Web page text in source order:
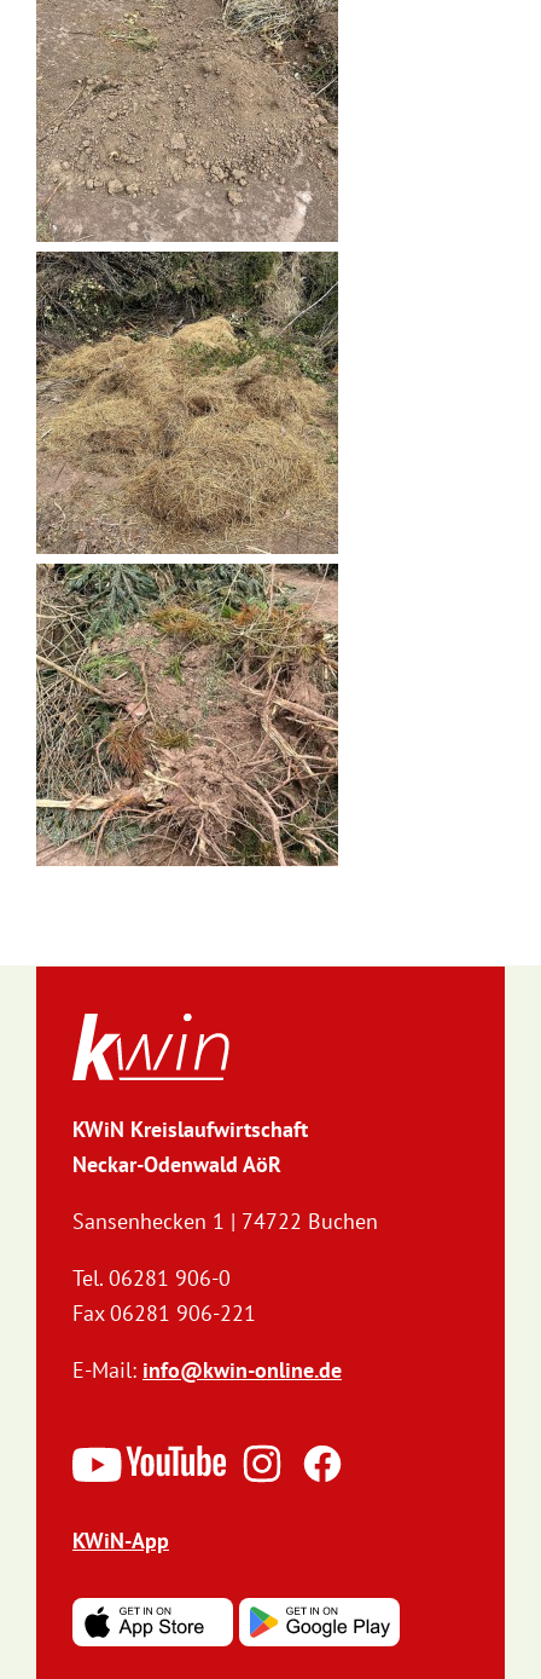
KWiN Kreislaufwirtschaft
Neckar-Odenwald AöR
Sansenhecken 1 | 74722 Buchen
Tel. 06281 906-0
Fax 06281 906-221
E-Mail: info@kwin-online.de
KWiN-App